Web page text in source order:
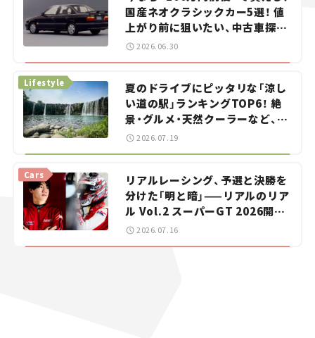
国産ネオクラシックカー5選！ 値
上がり前に狙いたい、中古車探し
をお手伝い――ちょっとイケてるマ
2026.06.30
夏のドライブにピッタリな「涼し
い道の駅」ランキングTOP6！ 絶
景・グルメ・天然クーラーなど、避
暑におすすめのスポットを紹介
【道の駅マニアの推し駅ガイド】
Lifestyle
2026.07.19
リアルレーシング、予選と決勝を
分けた「明と暗」——リアルのリア
ル Vol.2 スーパーGT 2026開幕
戦 岡山国際サーキット
Cars
2026.07.16